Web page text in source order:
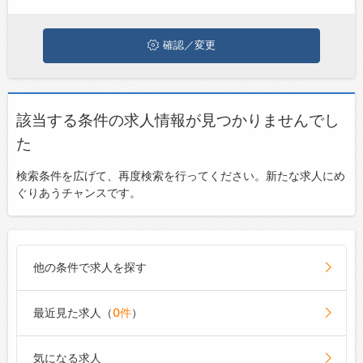
お問い合わせ
よくあるご質問
確認／変更
該当する条件の求人情報が見つかりませんでし
た
検索条件を広げて、再度検索を行ってください。新たな求人にめ
ぐりあうチャンスです。
他の条件で求人を探す
最近見た求人（0件）
気になる求人